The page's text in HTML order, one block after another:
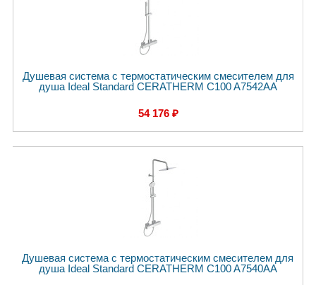
Душевая система с термостатическим смесителем для
душа Ideal Standard CERATHERM C100 A7542AA
54 176 ₽
Душевая система с термостатическим смесителем для
душа Ideal Standard CERATHERM C100 A7540AA